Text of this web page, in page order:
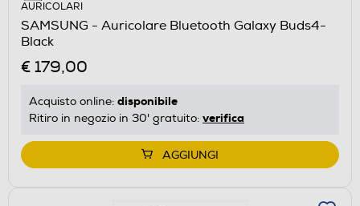
AURICOLARI
SAMSUNG - Auricolare Bluetooth Galaxy Buds4-
Black
€ 179,00
Acquisto online: disponibile
Ritiro in negozio in 30' gratuito: verifica
AGGIUNGI